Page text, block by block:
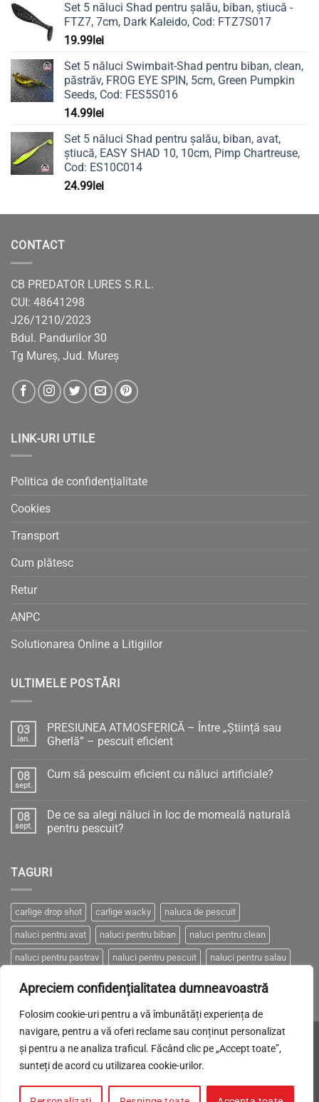
Apreciem confidențialitatea dumneavoastră
Folosim cookie-uri pentru a vă îmbunătăți experiența de
navigare, pentru a vă oferi reclame sau conținut personalizat
și pentru a ne analiza traficul. Făcând clic pe „Accept toate”,
sunteți de acord cu utilizarea cookie-urilor.
Set 5 năluci Shad pentru șalău, biban, știucă -
FTZ7, 7cm, Dark Kaleido, Cod: FTZ7S017
19.99 lei
Set 5 năluci Swimbait-Shad pentru biban, clean,
păstrăv, FROG EYE SPIN, 5cm, Green Pumpkin
Seeds, Cod: FES5S016
14.99 lei
Set 5 năluci Shad pentru șalău, biban, avat,
știucă, EASY SHAD 10, 10cm, Pimp Chartreuse,
Cod: ES10C014
24.99 lei
CONTACT
CB PREDATOR LURES S.R.L.
CUI: 48641298
J26/1210/2023
Bdul. Pandurilor 30
Tg Mureș, Jud. Mureș
LINK-URI UTILE
Politica de confidențialitate
Cookies
Transport
Cum plătesc
Retur
ANPC
Solutionarea Online a Litigiilor
ULTIMELE POSTĂRI
03
ian.
PRESIUNEA ATMOSFERICĂ – Între „Știință sau
Gherlă” – pescuit eficient
la
Între
„Știință
sau
eficient
08
sept.
Cum să pescuim eficient cu năluci artificiale?
Cum
să
pescuim
artificiale?
08
sept.
De ce sa alegi năluci în loc de momeală naturală
pentru pescuit?
De
ce
năluci
în
loc
de
momeală
naturală
pentru
TAGURI
carlige drop shot carlige wacky naluca de pescuit
naluci pentru avat naluci pentru biban naluci pentru clean
naluci pentru pastrav naluci pentru pescuit naluci pentru salau
naluci pentru somn naluci pentru stiuca
Made with LOVE byBrand-it. Visa MasterCardCash
POLITICA DE CONFIDENȚIALITATE COOKIES